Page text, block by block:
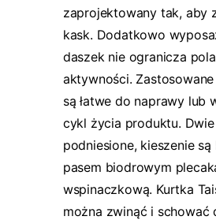
zaprojektowany tak, aby
kask. Dodatkowo
daszek nie ogranicza
aktywności.
są łatwe do naprawy lub
cykl życia produktu.
podniesione, kieszenie
pasem biodrowym
wspinaczkową. Kurtka
można zwinąć i schować